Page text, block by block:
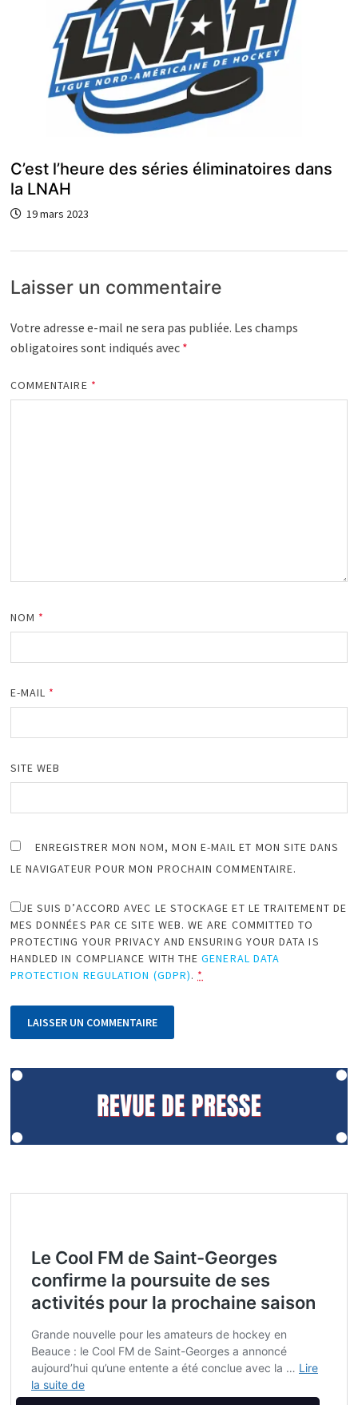
C’est l’heure des séries éliminatoires dans
la LNAH
19 mars 2023
Laisser un commentaire
Votre adresse e-mail ne sera pas publiée. Les champs
obligatoires sont indiqués avec *
COMMENTAIRE *
NOM *
E-MAIL *
SITE WEB
ENREGISTRER MON NOM, MON E-MAIL ET MON SITE DANS
LE NAVIGATEUR POUR MON PROCHAIN COMMENTAIRE.
JE SUIS D’ACCORD AVEC LE STOCKAGE ET LE TRAITEMENT DE
MES DONNÉES PAR CE SITE WEB. WE ARE COMMITTED TO
PROTECTING YOUR PRIVACY AND ENSURING YOUR DATA IS
HANDLED IN COMPLIANCE WITH THEGENERAL DATA
PROTECTION REGULATION (GDPR). *